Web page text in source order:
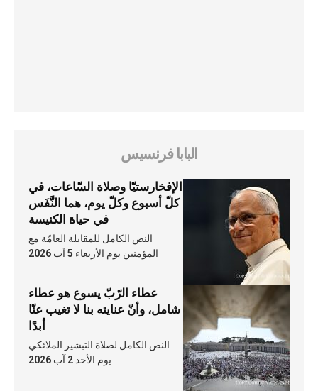
البابا فرنسيس
الإفخارستيّا وصلاة السّاعات، في
كلّ أسبوع وكلّ يوم، هما النَّفَس
في حياة الكنيسة
النص الكامل للمقابلة العامّة مع
المؤمنين يوم الأربعاء 5 آب 2026
عطاء الرّبّ يسوع هو عطاء
شامل، وأنّ عنايته بنا لا تغيب عنّا
أبدًا
النص الكامل لصلاة التبشير الملائكي
يوم الأحد 2 آب 2026